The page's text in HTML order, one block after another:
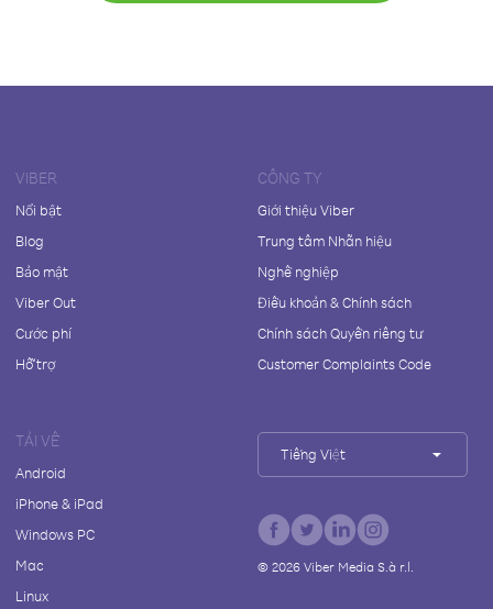
VIBER
Nổi bật
Blog
Bảo mật
Viber Out
Cước phí
Hỗ trợ
CÔNG TY
Giới thiệu Viber
Trung tâm Nhãn hiệu
Nghề nghiệp
Điều khoản & Chính sách
Chính sách Quyền riêng tư
Customer Complaints Code
TẢI VỀ
Android
iPhone & iPad
Windows PC
Mac
Linux
Tiếng Việt
© 2026Viber Media S.à r.l.